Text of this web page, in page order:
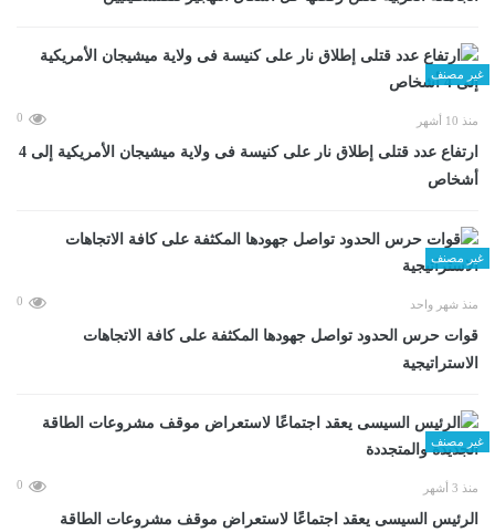
غير مصنف
منذ 10 أشهر 0
ارتفاع عدد قتلى إطلاق نار على كنيسة فى ولاية ميشيجان الأمريكية إلى 4
أشخاص
غير مصنف
منذ شهر واحد 0
قوات حرس الحدود تواصل جهودها المكثفة على كافة الاتجاهات
الاستراتيجية
غير مصنف
منذ 3 أشهر 0
الرئيس السيسى يعقد اجتماعًا لاستعراض موقف مشروعات الطاقة